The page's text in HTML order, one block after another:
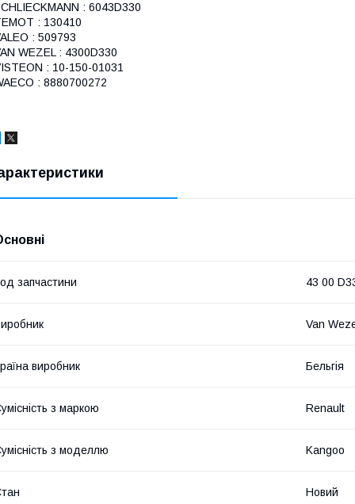
: 6043D330
: 130410
: 509793
WEZEL : 4300D330
: 10-150-01031
: 8880700272
запчастини 43 00
Van
виробник Бельгія
з маркою Renault
з моделлю Kangoo
Новий